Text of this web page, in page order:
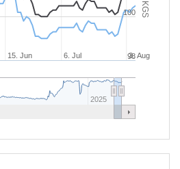
15. Jun 6. Jul 3. Aug
2025
98
100